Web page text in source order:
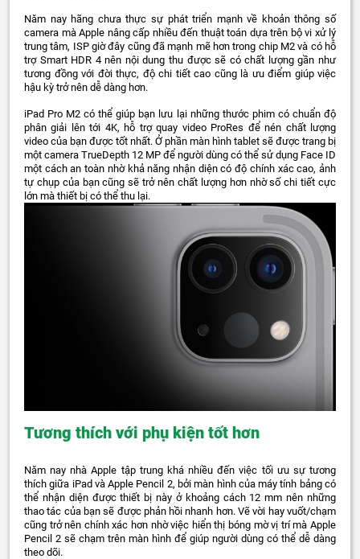
Năm nay hãng chưa thực sự phát triển mạnh về khoản thông số
camera mà Apple nâng cấp nhiều đến thuật toán dựa trên bộ vi xử lý
trung tâm, ISP giờ đây cũng đã mạnh mẽ hơn trong chip M2 và có hỗ
trợ Smart HDR 4 nên nội dung thu được sẽ có chất lượng gần như
tương đồng với đời thực, độ chi tiết cao cũng là ưu điểm giúp việc
hậu kỳ trở nên dễ dàng hơn.
iPad Pro M2 có thể giúp bạn lưu lại những thước phim có chuẩn độ
phân giải lên tới 4K, hỗ trợ quay video ProRes để nén chất lượng
video của bạn được tốt nhất. Ở phần màn hình tablet sẽ được trang bị
một camera TrueDepth 12 MP để người dùng có thể sử dụng Face ID
một cách an toàn nhờ khả năng nhận diện có độ chính xác cao, ảnh
tự chụp của bạn cũng sẽ trở nên chất lượng hơn nhờ số chi tiết cực
lớn mà thiết bị có thể thu lại.
Tương thích với phụ kiện tốt hơn
Năm nay nhà Apple tập trung khá nhiều đến việc tối ưu sự tương
thích giữa iPad và Apple Pencil 2, bởi màn hình của máy tính bảng có
thể nhận diện được thiết bị này ở khoảng cách 12 mm nên những
thao tác của bạn sẽ được phản hồi nhanh hơn. Vẽ vời hay vuốt/chạm
cũng trở nên chính xác hơn nhờ việc hiển thị bóng mờ vị trí mà Apple
Pencil 2 sẽ chạm trên màn hình để giúp người dùng có thể dễ dàng
theo dõi.